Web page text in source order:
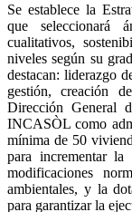
Se establece la
que seleccionará
cualitativos,
niveles según su
destacan: liderazgo
gestión, creación
Dirección General
INCASÒL como
mínima de 50
para incrementar
modificaciones
ambientales, y la
para garantizar la